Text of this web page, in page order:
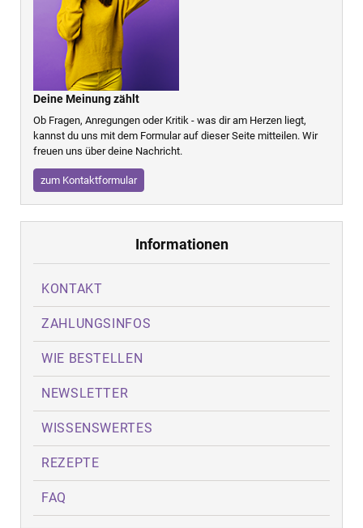
Deine Meinung zählt
Ob Fragen, Anregungen oder Kritik - was dir am Herzen liegt,
kannst du uns mit dem Formular auf dieser Seite mitteilen. Wir
freuen uns über deine Nachricht.
zum Kontaktformular
Informationen
KONTAKT
ZAHLUNGSINFOS
WIE BESTELLEN
NEWSLETTER
WISSENSWERTES
REZEPTE
FAQ